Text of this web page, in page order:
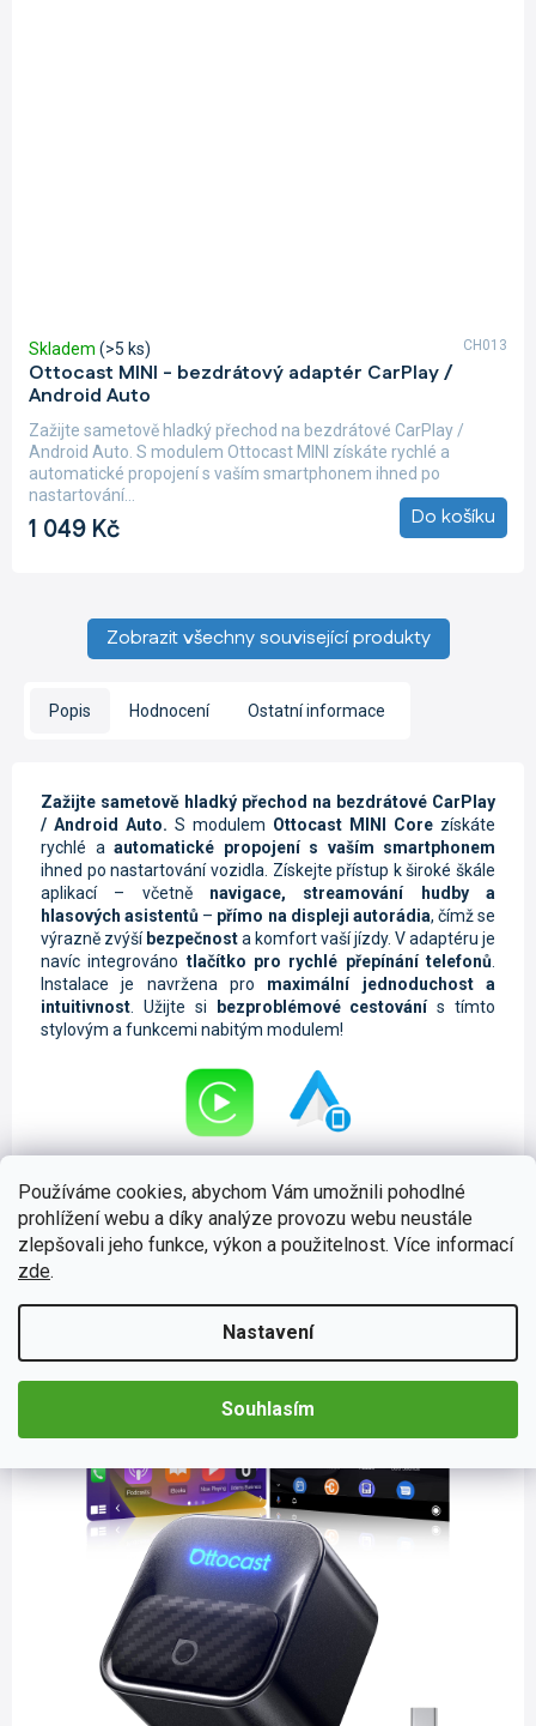
Používáme cookies, abychom Vám umožnili pohodlné
prohlížení webu a díky analýze provozu webu neustále
zlepšovali jeho funkce, výkon a použitelnost. Více informací
zde.
Nastavení
Souhlasím
Ottocast MINI - bezdrátový adaptér CarPlay /
Android Auto
Skladem (>5 ks)
1 049 Kč Do košíku
Zažijte sametově hladký přechod na bezdrátové CarPlay /
Android Auto. S modulem Ottocast MINI získáte rychlé a
automatické propojení s vaším smartphonem ihned po
nastartování...
CH013
Zobrazit všechny související produkty
Popis Hodnocení Ostatní informace
Zažijte sametově hladký přechod na bezdrátové CarPlay
/ Android Auto. S modulem Ottocast MINI Core získáte
rychlé a automatické propojení s vaším smartphonem
ihned po nastartování vozidla. Získejte přístup k široké škále
aplikací – včetně navigace, streamování hudby a
hlasových asistentů – přímo na displeji autorádia, čímž se
výrazně zvýší bezpečnosta komfort vaší jízdy. V adaptéru je
navíc integrováno tlačítko pro rychlé přepínání telefonů
Instalace je navržena pro maximální jednoduchost a
intuitivnost . Užijte si bezproblémové cestovánís tímto
stylovým a funkcemi nabitým modulem!
AndroidAuto
Tyto funkce se v posledních letech těšívysoké popularitě,
jelikož usnadňují každodenní využívání funkcí automobilů.
postrádal možnost ovládání mobilního telefonu na